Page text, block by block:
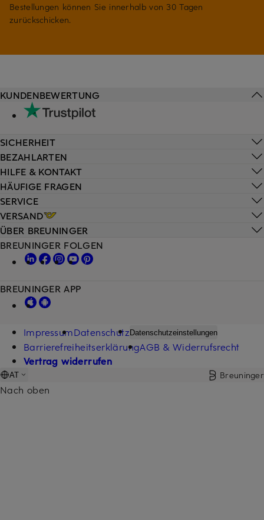
Bestellungen können Sie innerhalb von 30 Tagen
zurückschicken.
HILFE & KONTAKT
HÄUFIGE FRAGEN
SERVICE
VERSAND
KUNDENBEWERTUNG
SICHERHEIT
BEZAHLARTEN
ÜBER BREUNINGER
BREUNINGER FOLGEN
BREUNINGER APP
ImpressumDatenschutz Datenschutzeinstellungen
BarrierefreiheitserklärungAGB & Widerrufsrecht
Vertrag widerrufen
AT Breuninger
Nach oben